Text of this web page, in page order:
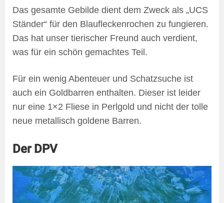
Das gesamte Gebilde dient dem Zweck als „UCS
Ständer“ für den Blaufleckenrochen zu fungieren.
Das hat unser tierischer Freund auch verdient,
was für ein schön gemachtes Teil.
Für ein wenig Abenteuer und Schatzsuche ist
auch ein Goldbarren enthalten. Dieser ist leider
nur eine 1×2 Fliese in Perlgold und nicht der tolle
neue metallisch goldene Barren.
Der DPV